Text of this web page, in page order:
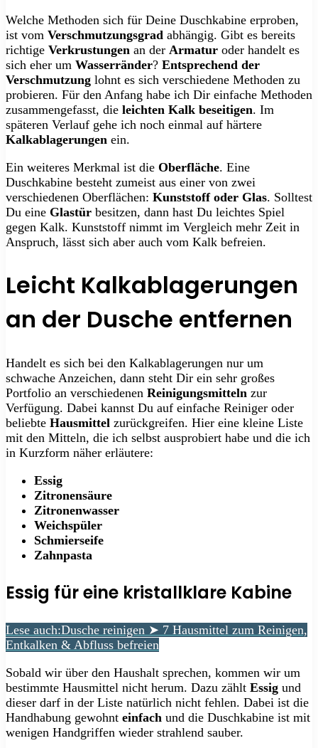
Welche Methoden sich für Deine Duschkabine erproben,
ist vom Verschmutzungsgrad abhängig. Gibt es bereits
richtige Verkrustungen an der Armatur oder handelt es
sich eher um Wasserränder? Entsprechend der
Verschmutzung lohnt es sich verschiedene Methoden zu
probieren. Für den Anfang habe ich Dir einfache Methoden
zusammengefasst, die leichten Kalk beseitigen. Im
späteren Verlauf gehe ich noch einmal auf härtere
Kalkablagerungen ein.
Ein weiteres Merkmal ist die Oberfläche. Eine
Duschkabine besteht zumeist aus einer von zwei
verschiedenen Oberflächen: Kunststoff oder Glas. Solltest
Du eine Glastür besitzen, dann hast Du leichtes Spiel
gegen Kalk. Kunststoff nimmt im Vergleich mehr Zeit in
Anspruch, lässt sich aber auch vom Kalk befreien.
Leicht Kalkablagerungen
an der Dusche entfernen
Handelt es sich bei den Kalkablagerungen nur um
schwache Anzeichen, dann steht Dir ein sehr großes
Portfolio an verschiedenen Reinigungsmitteln zur
Verfügung. Dabei kannst Du auf einfache Reiniger oder
beliebte Hausmittel zurückgreifen. Hier eine kleine Liste
mit den Mitteln, die ich selbst ausprobiert habe und die ich
in Kurzform näher erläutere:
Essig
Zitronensäure
Zitronenwasser
Weichspüler
Schmierseife
Zahnpasta
Essig für eine kristallklare Kabine
Lese auch:Dusche reinigen ➤ 7 Hausmittel zum Reinigen,
Entkalken & Abfluss befreien
Sobald wir über den Haushalt sprechen, kommen wir um
bestimmte Hausmittel nicht herum. Dazu zählt Essig und
dieser darf in der Liste natürlich nicht fehlen. Dabei ist die
Handhabung gewohnt einfach und die Duschkabine ist mit
wenigen Handgriffen wieder strahlend sauber.